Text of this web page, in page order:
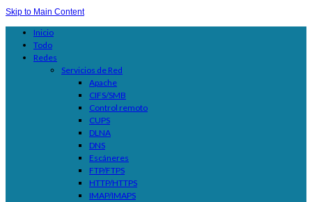
Skip to Main Content
Inicio
Todo
Redes
Servicios de Red
Apache
CIFS/SMB
Control remoto
CUPS
DLNA
DNS
Escáneres
FTP/FTPS
HTTP/HTTPS
IMAP/IMAPS